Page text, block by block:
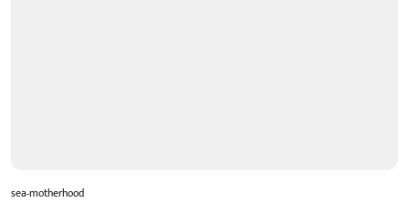
sea-motherhood